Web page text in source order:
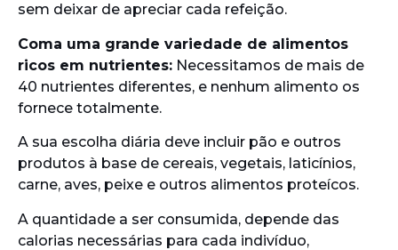
sem deixar de apreciar cada refeição.
Coma uma grande variedade de alimentos
ricos em nutrientes: Necessitamos de mais de
40 nutrientes diferentes, e nenhum alimento os
fornece totalmente.
A sua escolha diária deve incluir pão e outros
produtos à base de cereais, vegetais, laticínios,
carne, aves, peixe e outros alimentos proteícos.
A quantidade a ser consumida, depende das
calorias necessárias para cada indivíduo,